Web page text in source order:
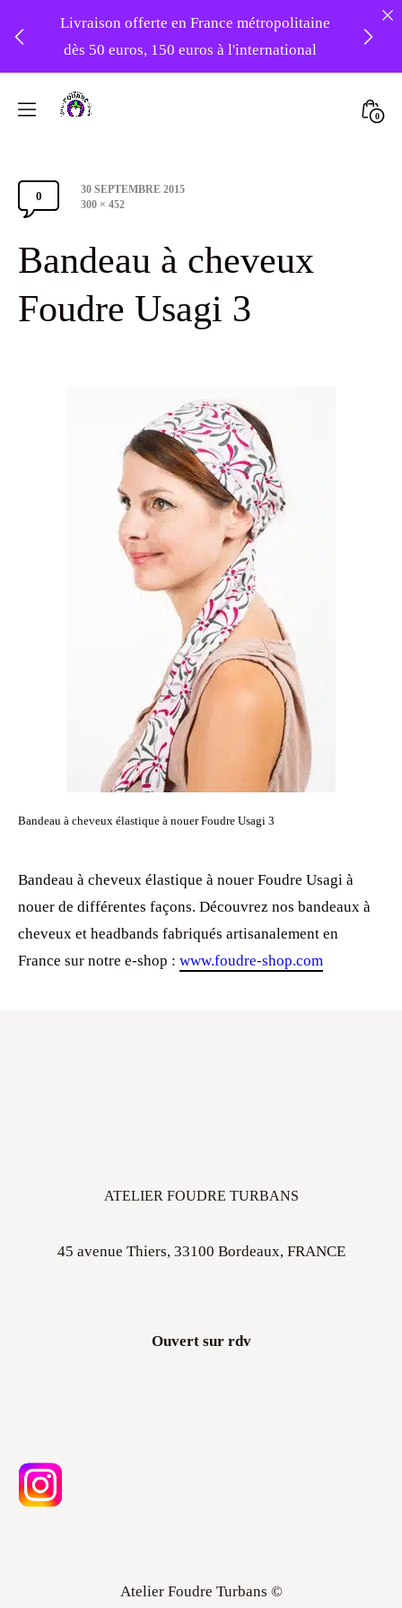
Livraison offerte en France métropolitaine
dès 50 euros, 150 euros à l'international
Turbans
0
Comments
Toggle
0
Post
date
30 SEPTEMBRE 2015
Full
300 × 452
Bandeau à cheveux
Foudre Usagi 3
Bandeau à cheveux élastique à nouer Foudre Usagi 3
Bandeau à cheveux élastique à nouer Foudre Usagi à
nouer de différentes façons. Découvrez nos bandeaux à
cheveux et headbands fabriqués artisanalement en
France sur notre e-shop : www.foudre-shop.com
ATELIER FOUDRE TURBANS
45 avenue Thiers, 33100 Bordeaux, FRANCE
Ouvert sur rdv
Atelier Foudre Turbans ©